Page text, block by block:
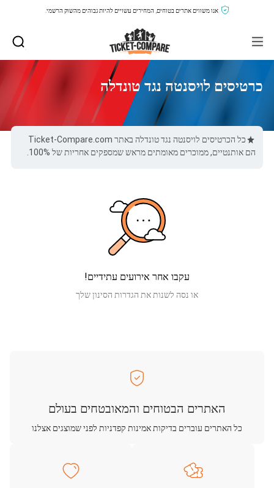
אנו משווים אתרים בטוחים, המחירים עשויים להיות גבוהים מהשוק הרשמי.
כרטיסים לויסנטה נגד טונדלה
כל הכרטיסים לויסנטה נגד טונדלה באתר Ticket-Compare.com
הם אותנטיים, ממוכרים מאומתים מראש שמספקים אחריות של 100%.
עקבו אחר אירועים עתידיים!
או נסה לשנות את הגדרות הסינון שלך
האתרים הבטוחים והמאובטחים בעולם
כל האתרים עוברים בדיקות אמינות קפדניות לפני שמוצגים אצלנו